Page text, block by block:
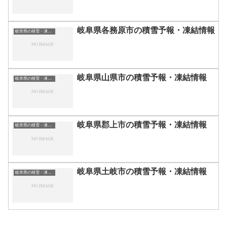
岐阜県各務原市の積雪予報・凍結情報
岐阜県山県市の積雪予報・凍結情報
岐阜県の積雪・凍結情報 岐阜県郡上市の積雪予報・凍結情報
岐阜県の積雪・凍結情報 岐阜県土岐市の積雪予報・凍結情報